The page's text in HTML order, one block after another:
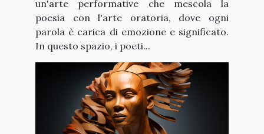
un'arte performative che mescola la
poesia con l'arte oratoria, dove ogni
parola è carica di emozione e significato.
In questo spazio, i poeti...